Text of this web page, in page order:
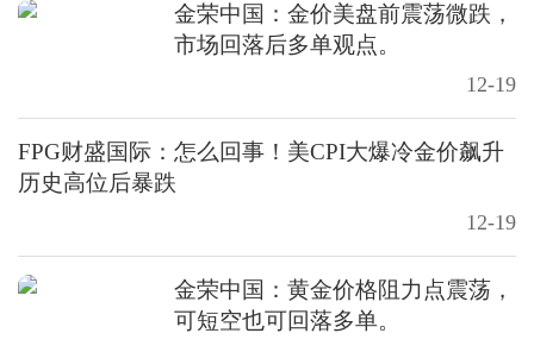
金荣中国：金价美盘前震荡微跌，
市场回落后多单观点。
12-19
FPG财盛国际：怎么回事！美CPI大爆冷金价飙升
历史高位后暴跌
12-19
金荣中国：黄金价格阻力点震荡，
可短空也可回落多单。